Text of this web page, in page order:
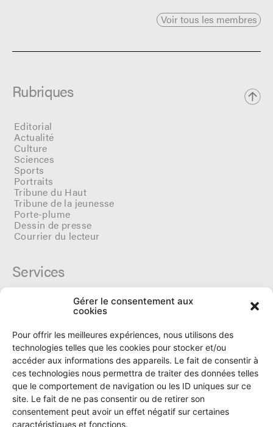
Gérer le consentement aux
cookies
Pour offrir les meilleures expériences, nous utilisons des
technologies telles que les cookies pour stocker et/ou
accéder aux informations des appareils. Le fait de consentir à
ces technologies nous permettra de traiter des données telles
que le comportement de navigation ou les ID uniques sur ce
site. Le fait de ne pas consentir ou de retirer son
consentement peut avoir un effet négatif sur certaines
caractéristiques et fonctions.
Voir tous les membres
Rubriques
Editorial
Actualité
Culture
Sciences
Sports
Portraits
Tribune du Haut
Tribune de la jeunesse
Porte-plume
Dessin de presse
Courrier du lecteur
Services
Archives
Tarifs et dates de parutions
Politique de cookies
Politique de confidentialité
Le Ô